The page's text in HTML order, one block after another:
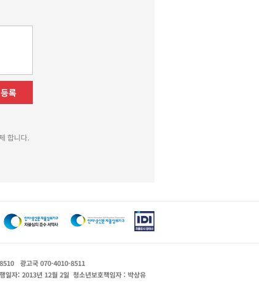
등록
합니다.
광고국 070-4010-8511
일자: 2013년 12월 2일 청소년보호책임자 : 박상유